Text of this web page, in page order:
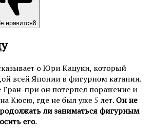
нравится8
о Юри Кацуки, который
всей Японии в фигурном катании.
при он потерпел поражение и
Кюсю, где не был уже 5 лет. Он не
ли заниматься фигурным
его.